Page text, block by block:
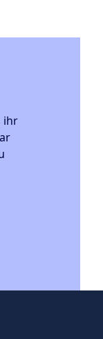
Sehr
Käufer für meine
sehr zufrieden mit